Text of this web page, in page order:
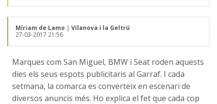
Míriam de Lamo | Vilanova i la Geltrú
27-03-2017 21:56
Marques com San Miguel, BMW i Seat roden aquests
dies els seus espots publicitaris al Garraf. I cada
setmana, la comarca es converteix en escenari de
diversos anuncis més. Ho explica el fet que cada cop